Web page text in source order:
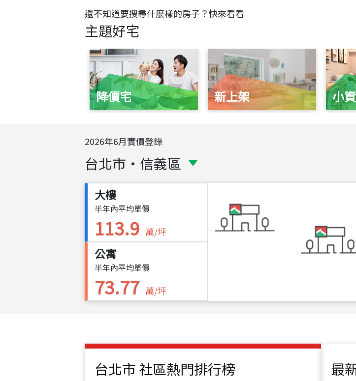
還不知道要搜尋什麼樣的房子？快來看看
主題好宅
降價宅 新上架 小
2026年6月實價登錄
台北市 ・ 信義區
大樓
半年內平均單價
113.9 萬/坪
公寓
半年內平均單價
73.77 萬/坪
台北市 社區熱門排行榜 最